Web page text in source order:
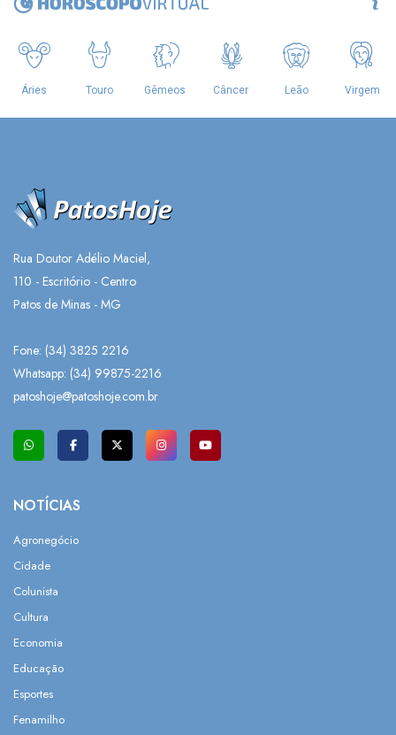
Rua Doutor Adélio Maciel,
110 - Escritório - Centro
Patos de Minas - MG
Fone: (34) 3825 2216
Whatsapp: (34) 99875-2216
patoshoje@patoshoje.com.br
NOTÍCIAS
Agronegócio
Cidade
Colunista
Cultura
Economia
Educação
Esportes
Fenamilho